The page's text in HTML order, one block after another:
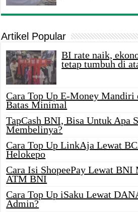
Artikel Popular
BI rate naik,
tetap tumbuh di
Cara Top Up E-Money
Batas Minimal
TapCash BNI, Bisa Untuk Apa
Membelinya?
Cara Top Up LinkAja Lewat
Helokepo
Cara Isi ShopeePay Lewat
ATM BNI
Cara Top Up iSaku Lewat
Admin?